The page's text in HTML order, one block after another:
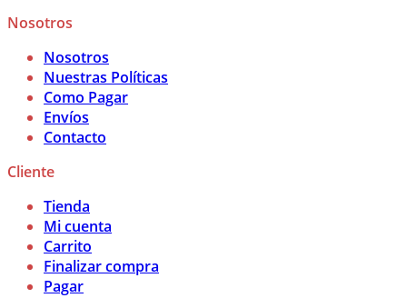
Nosotros
Nosotros
Nuestras Políticas
Como Pagar
Envíos
Contacto
Cliente
Tienda
Mi cuenta
Carrito
Finalizar compra
Pagar